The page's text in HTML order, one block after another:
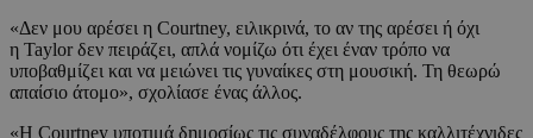
«Δεν μου αρέσει η Courtney, ειλικρινά, το αν της αρέσει ή όχι
η Taylor δεν πειράζει, απλά νομίζω ότι έχει έναν τρόπο να
υποβαθμίζει και να μειώνει τις γυναίκες στη μουσική. Τη θεωρώ
απαίσιο άτομο», σχολίασε ένας άλλος.
«Η Courtney υποτιμά δημοσίως τις συναδέλφους της καλλιτέχνιδες